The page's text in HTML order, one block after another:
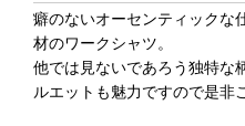
癖のないオーセンティックな
材のワークシャツ。
他では見ないであろう独特な
ルエットも魅力ですので是非